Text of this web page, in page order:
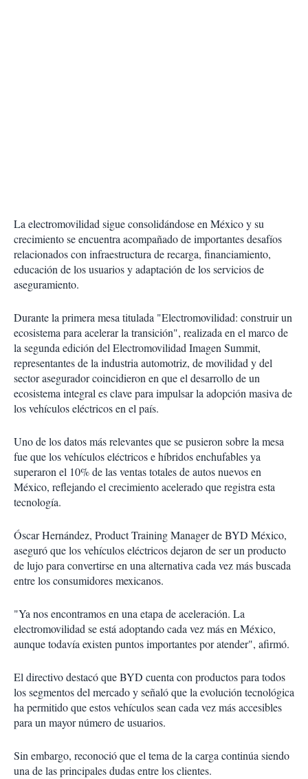
La electromovilidad sigue consolidándose en México y su
crecimiento se encuentra acompañado de importantes desafíos
relacionados con infraestructura de recarga, financiamiento,
educación de los usuarios y adaptación de los servicios de
aseguramiento.
Durante la primera mesa titulada "Electromovilidad: construir un
ecosistema para acelerar la transición", realizada en el marco de
la segunda edición del Electromovilidad Imagen Summit,
representantes de la industria automotriz, de movilidad y del
sector asegurador coincidieron en que el desarrollo de un
ecosistema integral es clave para impulsar la adopción masiva de
los vehículos eléctricos en el país.
Uno de los datos más relevantes que se pusieron sobre la mesa
fue que los vehículos eléctricos e híbridos enchufables ya
superaron el 10% de las ventas totales de autos nuevos en
México, reflejando el crecimiento acelerado que registra esta
tecnología.
Óscar Hernández, Product Training Manager de BYD México,
aseguró que los vehículos eléctricos dejaron de ser un producto
de lujo para convertirse en una alternativa cada vez más buscada
entre los consumidores mexicanos.
"Ya nos encontramos en una etapa de aceleración. La
electromovilidad se está adoptando cada vez más en México,
aunque todavía existen puntos importantes por atender", afirmó.
El directivo destacó que BYD cuenta con productos para todos
los segmentos del mercado y señaló que la evolución tecnológica
ha permitido que estos vehículos sean cada vez más accesibles
para un mayor número de usuarios.
Sin embargo, reconoció que el tema de la carga continúa siendo
una de las principales dudas entre los clientes.